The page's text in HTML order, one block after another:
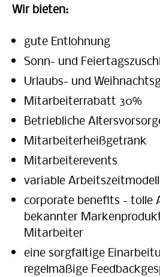
Wir bieten:
gute Entlohnung
Sonn- und
Urlaubs- und
Mitarbeiterrabatt 30%
Betriebliche
Mitarbeiterheißgetränk
Mitarbeiterevents
variable
corporate benefits - tolle
bekannter
Mitarbeiter
eine sorgfältige
regelmäßige